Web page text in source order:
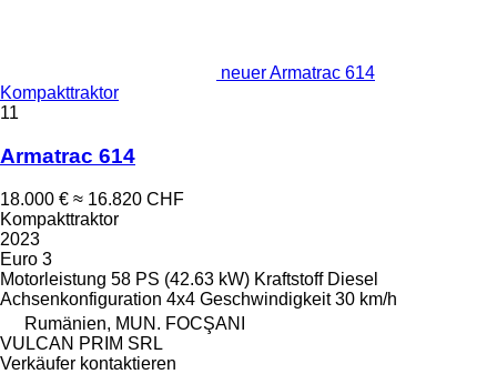
neuer Armatrac 614
Kompakttraktor
11
Armatrac 614
18.000 € ≈ 16.820 CHF
Kompakttraktor
2023
Euro 3
Motorleistung 58 PS (42.63 kW) Kraftstoff Diesel
Achsenkonfiguration 4x4 Geschwindigkeit 30 km/h
Rumänien, MUN. FOCŞANI
VULCAN PRIM SRL
Verkäufer kontaktieren